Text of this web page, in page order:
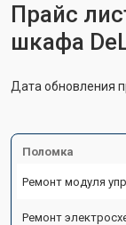
Прайс
шкафа
Дата обновления
Поломка
Ремонт модуля
Ремонт